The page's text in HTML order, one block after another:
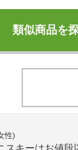
類似商品を
性)